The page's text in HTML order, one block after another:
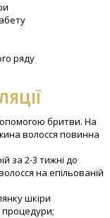
ряду
бритви. На
волосся повинна
за 2-3 тижні до
на епільованій
шкіри
процедури;